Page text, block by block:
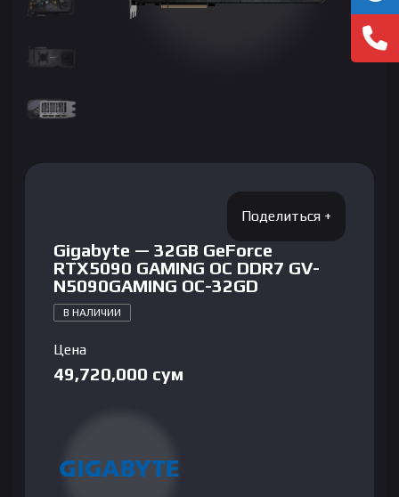
Gigabyte — 32GB GeForce
RTX5090 GAMING OC DDR7 GV-
N5090GAMING OC-32GD
В НАЛИЧИИ
Цена
49,720,000 сум